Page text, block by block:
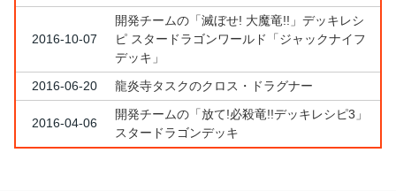
2016-10-07
開発チームの「滅ぼせ! 大魔竜!!」デッキレシ
ピ スタードラゴンワールド「ジャックナイフ
デッキ」
2016-06-20
龍炎寺タスクのクロス・ドラグナー
2016-04-06
開発チームの「放て!必殺竜!!デッキレシピ3」
スタードラゴンデッキ